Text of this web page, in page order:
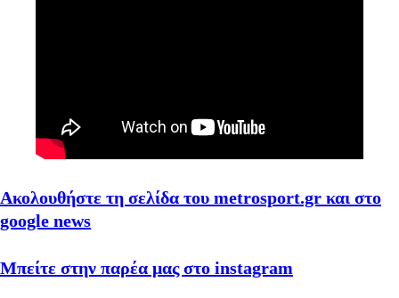
Ακολουθήστε τη σελίδα του metrosport.gr και στο
google news
Μπείτε στην παρέα μας στο instagram